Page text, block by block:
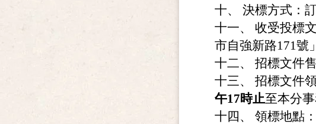
十、 決標方式：
十一、 收受投標
市自強新路171號
十二、 招標文件
十三、 招標文件
午17時止至本分事
十四、 領標地點